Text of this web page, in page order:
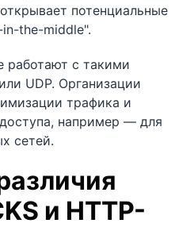
потенциальные
the-middle".
работают с такими
UDP. Организации
трафика и
например — для
сетей.
и HTTP-